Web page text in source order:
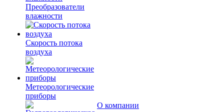
Преобразователи
влажности
Скорость потока
воздуха
Метеорологические
приборы
О компании